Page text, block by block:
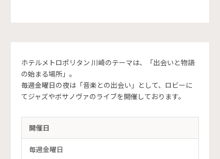
ホテルメトロポリタン 川崎のテーマは、「出会いと物語
の始まる場所」。
毎週金曜日の夜は「音楽との出会い」として、ロビーに
てジャズやボサノヴァのライブを開催しております。
開催日
毎週金曜日